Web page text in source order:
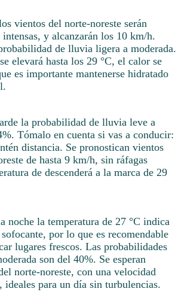
vientos del norte-noreste serán
y alcanzarán los 10 km/h.
de lluvia ligera a moderada.
elevará hasta los 29 °C, el calor se
es importante mantenerse hidratado
la probabilidad de lluvia leve a
Tómalo en cuenta si vas a conducir:
distancia. Se pronostican vientos
de hasta 9 km/h, sin ráfagas
de descenderá a la marca de 29
noche la temperatura de 27 °C indica
por lo que es recomendable
lugares frescos. Las probabilidades
son del 40%. Se esperan
norte-noreste, con una velocidad
para un día sin turbulencias.